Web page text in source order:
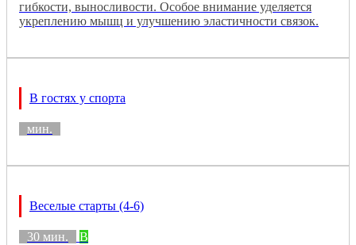
гибкости, выносливости. Особое внимание уделяется
укреплению мышц и улучшению эластичности связок.
В гостях у спорта
мин.
Веселые старты (4-6)
30 мин. B